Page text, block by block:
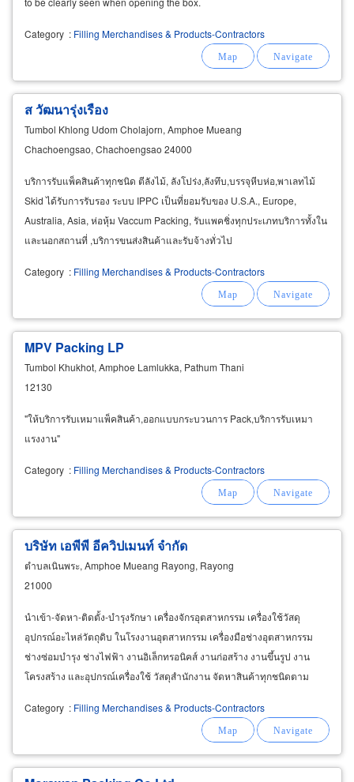
Category : Filling Merchandises & Products-Contractors
ส วัฒนารุ่งเรือง
Tumbol Khlong Udom Cholajorn, Amphoe Mueang
Chachoengsao, Chachoengsao 24000
บริการรับแพ็คสินค้าทุกชนิด ตีลังไม้, ลังโปร่ง,ลังทึบ,บรรจุหีบห่อ,พาเลทไม้
Skid ได้รับการรับรอง ระบบ IPPC เป็นที่ยอมรับของ U.S.A., Europe,
Australia, Asia, ห่อหุ้ม Vaccum Packing, รับแพคชิ่งทุกประเภทบริการทั้งใน
และนอกสถานที่ ,บริการขนส่งสินค้าและรับจ้างทั่วไป
Category : Filling Merchandises & Products-Contractors
MPV Packing LP
Tumbol Khukhot, Amphoe Lamlukka, Pathum Thani
12130
"ให้บริการรับเหมาแพ็คสินค้า,ออกแบบกระบวนการ Pack,บริการรับเหมา
แรงงาน"
Category : Filling Merchandises & Products-Contractors
บริษัท เอพีพี อีควิปเมนท์ จำกัด
ตำบลเนินพระ, Amphoe Mueang Rayong, Rayong
21000
นำเข้า-จัดหา-ติดตั้ง-บำรุงรักษา เครื่องจักรอุตสาหกรรม เครื่องใช้วัสดุ
อุปกรณ์อะไหล่วัตถุดิบ ในโรงงานอุตสาหกรรม เครื่องมือช่างอุตสาหกรรม
ช่างซ่อมบำรุง ช่างไฟฟ้า งานอิเล็กทรอนิคส์ งานก่อสร้าง งานขึ้นรูป งาน
โครงสร้าง และอุปกรณ์เครื่องใช้ วัสดุสำนักงาน จัดหาสินค้าทุกชนิดตาม
Category : Filling Merchandises & Products-Contractors